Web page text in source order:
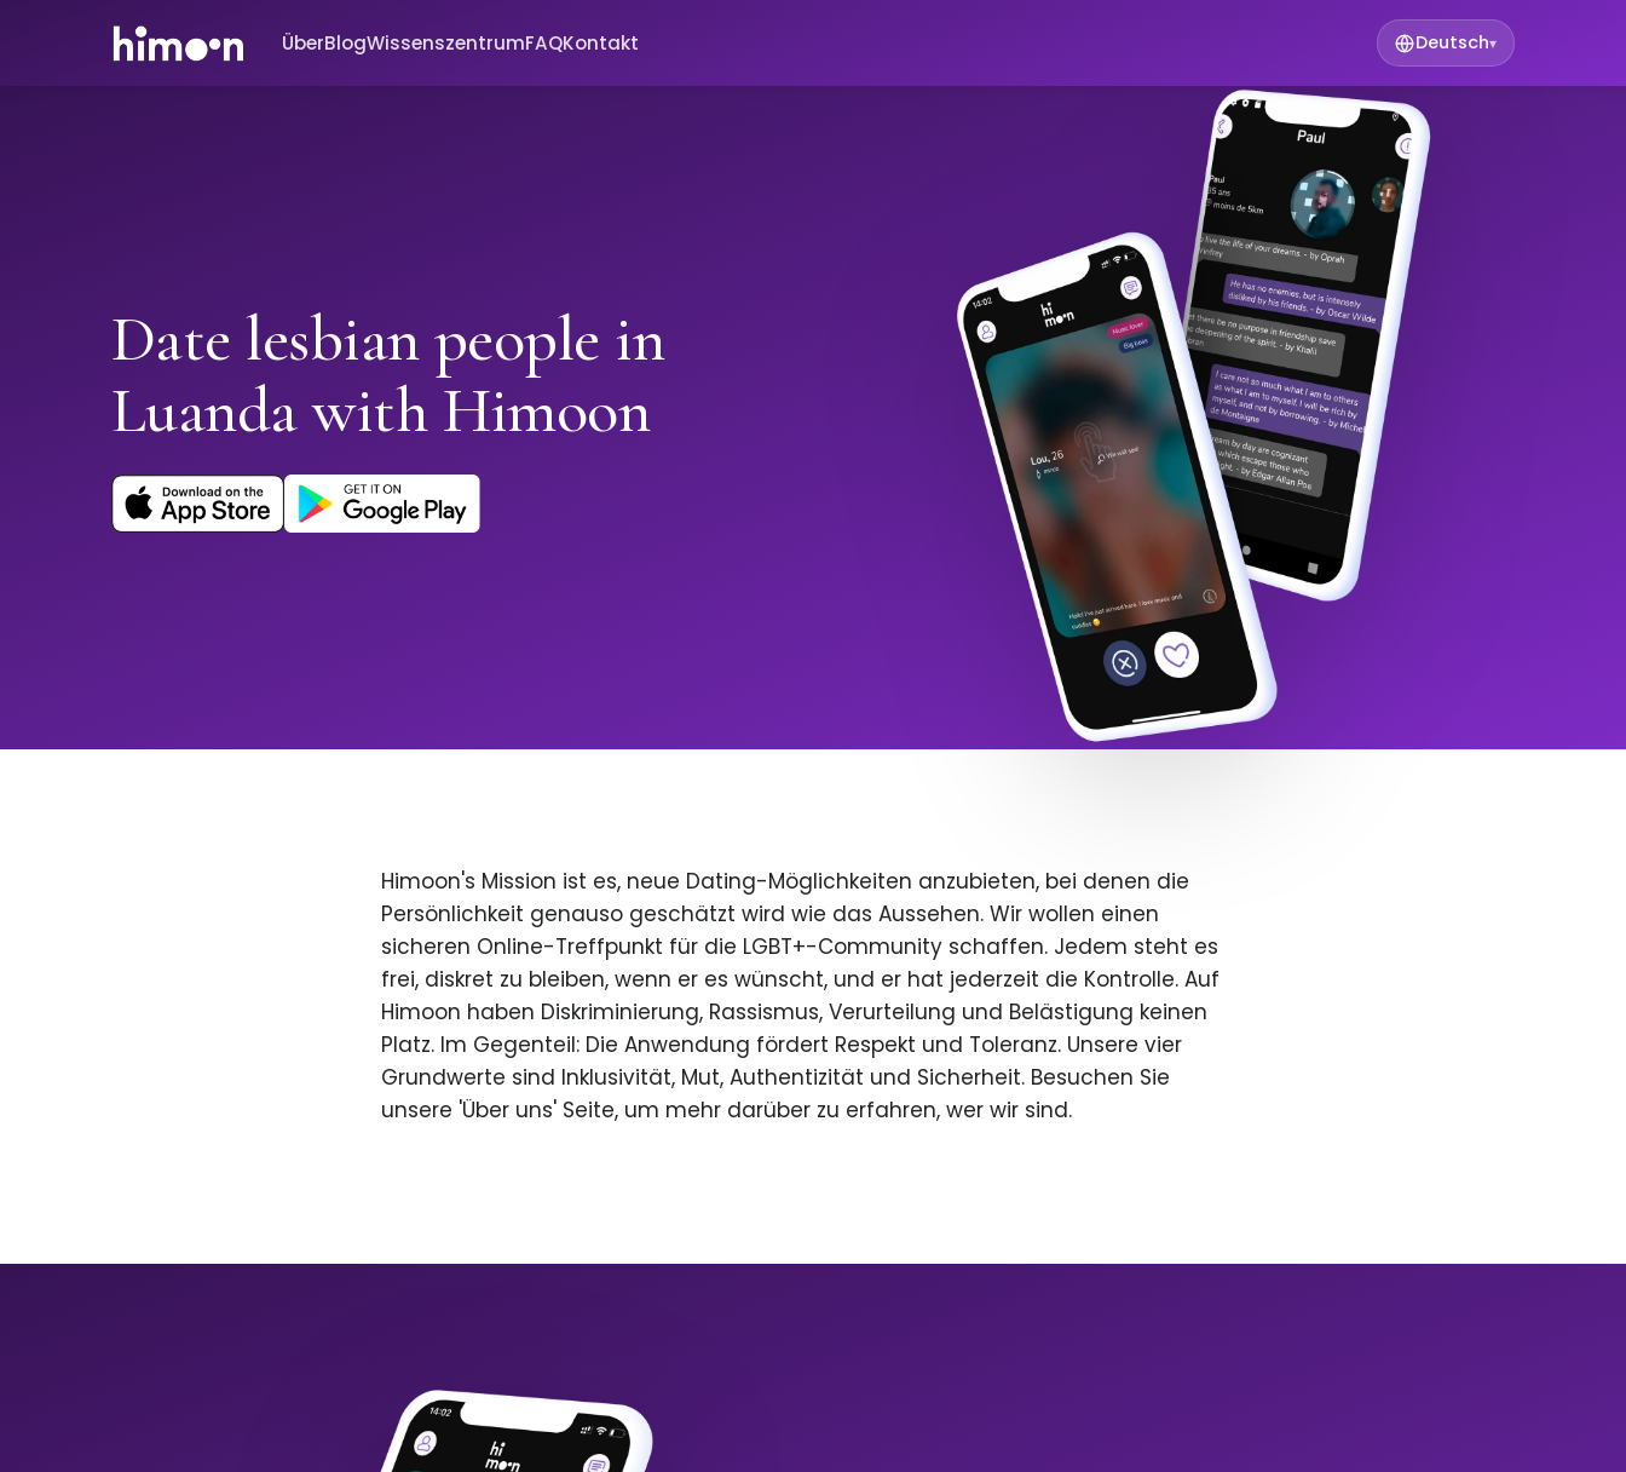
ÜberBlogWissenszentrumFAQKontakt Deutsch▾
Date lesbian people in
Luanda with Himoon
Himoon's Mission ist es, neue Dating-Möglichkeiten anzubieten, bei denen die
Persönlichkeit genauso geschätzt wird wie das Aussehen. Wir wollen einen
sicheren Online-Treffpunkt für die LGBT+-Community schaffen. Jedem steht es
frei, diskret zu bleiben, wenn er es wünscht, und er hat jederzeit die Kontrolle. Auf
Himoon haben Diskriminierung, Rassismus, Verurteilung und Belästigung keinen
Platz. Im Gegenteil: Die Anwendung fördert Respekt und Toleranz. Unsere vier
Grundwerte sind Inklusivität, Mut, Authentizität und Sicherheit. Besuchen Sie
unsere 'Über uns' Seite, um mehr darüber zu erfahren, wer wir sind.